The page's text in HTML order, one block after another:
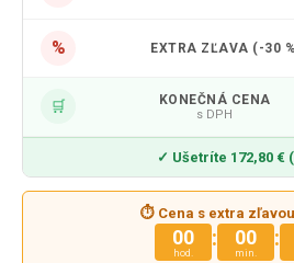
% EXTRA ZĽAVA (-30
🛒 KONEČNÁ CENA
s DPH
✓ Ušetríte 172,80 €
⏱ Cena s extra
00
hod.
: 00
min.
: